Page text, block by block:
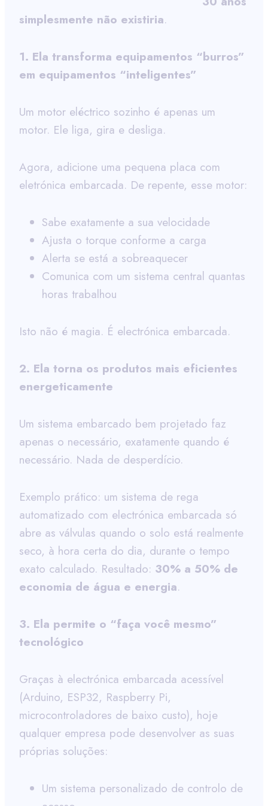
simplesmente não existiria.
1. Ela transforma equipamentos “burros”
em equipamentos “inteligentes”
Um motor eléctrico sozinho é apenas um
motor. Ele liga, gira e desliga.
Agora, adicione uma pequena placa com
eletrónica embarcada. De repente, esse motor:
Sabe exatamente a sua velocidade
Ajusta o torque conforme a carga
Alerta se está a sobreaquecer
Comunica com um sistema central quantas
horas trabalhou
Isto não é magia. É electrónica embarcada.
2. Ela torna os produtos mais eficientes
energeticamente
Um sistema embarcado bem projetado faz
apenas o necessário, exatamente quando é
necessário. Nada de desperdício.
Exemplo prático: um sistema de rega
automatizado com electrónica embarcada só
abre as válvulas quando o solo está realmente
seco, à hora certa do dia, durante o tempo
exato calculado. Resultado: 30% a 50% de
economia de água e energia.
3. Ela permite o “faça você mesmo”
tecnológico
Graças à electrónica embarcada acessível
(Arduino, ESP32, Raspberry Pi,
microcontroladores de baixo custo), hoje
qualquer empresa pode desenvolver as suas
próprias soluções:
Um sistema personalizado de controlo de